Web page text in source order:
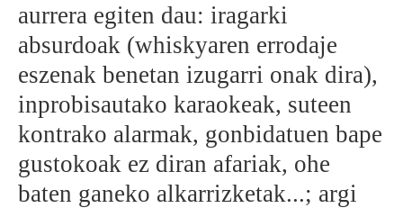
aurrera egiten dau: iragarki
absurdoak (whiskyaren errodaje
eszenak benetan izugarri onak dira),
inprobisautako karaokeak, suteen
kontrako alarmak, gonbidatuen bape
gustokoak ez diran afariak, ohe
baten ganeko alkarrizketak...; argi